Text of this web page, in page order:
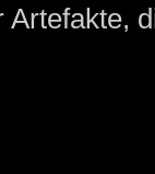
Artefakte,